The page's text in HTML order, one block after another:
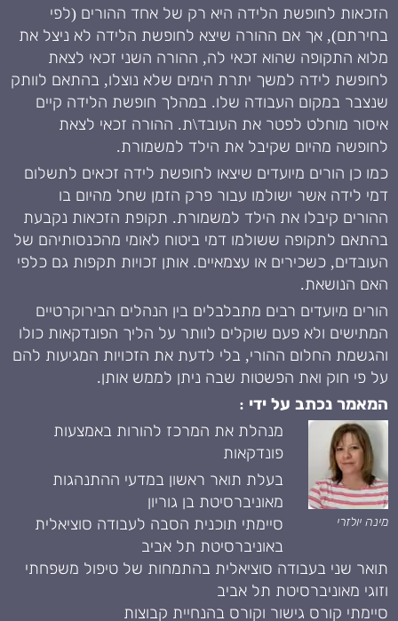
הזכאות לחופשת הלידה היא רק של אחד ההורים (לפי
בחירתם), אך אם ההורה שיצא לחופשת הלידה לא ניצל את
מלוא התקופה שהוא זכאי לה, ההורה השני זכאי לצאת
לחופשת לידה למשך יתרת הימים שלא נוצלו, בהתאם לוותק
שנצבר במקום העבודה שלו. במהלך חופשת הלידה קיים
איסור מוחלט לפטר את העובד\ת. ההורה זכאי לצאת
לחופשה מהיום שקיבל את הילד למשמורת.
כמו כן הורים מיועדים שיצאו לחופשת לידה זכאים לתשלום
דמי לידה אשר ישולמו עבור פרק הזמן שחל מהיום בו
ההורים קיבלו את הילד למשמורת. תקופת הזכאות נקבעת
בהתאם לתקופה ששולמו דמי ביטוח לאומי מהכנסותיהם של
העובדים, כשכירים או עצמאיים. אותן זכויות תקפות גם כלפי
האם הנושאת.
הורים מיועדים רבים מתבלבלים בין הנהלים הבירוקרטיים
המתישים ולא פעם שוקלים לוותר על הליך הפונדקאות כולו
והגשמת החלום ההורי, בלי לדעת את הזכויות המגיעות להם
על פי חוק ואת הפשטות שבה ניתן לממש אותן.
המאמר נכתב על ידי :
מינה יולזרי
מנהלת את המרכז להורות באמצעות
פונדקאות
בעלת תואר ראשון במדעי ההתנהגות
מאוניברסיטת בן גוריון
סיימתי תוכנית הסבה לעבודה סוציאלית
באוניברסיטת תל אביב
תואר שני בעבודה סוציאלית בהתמחות של טיפול משפחתי
וזוגי מאוניברסיטת תל אביב
סיימתי קורס גישור וקורס בהנחיית קבוצות